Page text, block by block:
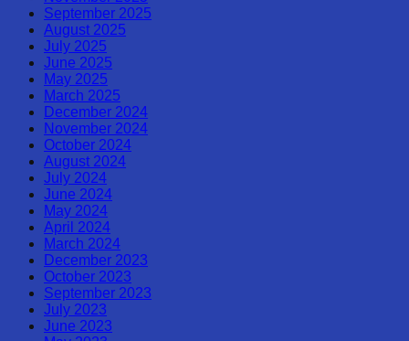
September 2025
August 2025
July 2025
June 2025
May 2025
March 2025
December 2024
November 2024
October 2024
August 2024
July 2024
June 2024
May 2024
April 2024
March 2024
December 2023
October 2023
September 2023
July 2023
June 2023